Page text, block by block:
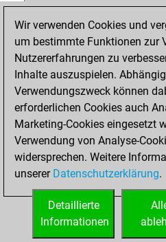
Matt auf vollem Brett
Bauer setzt Matt
Erstickte Matts
Unterverwandlungen
Türme auf der siebten
STARTSEITE
Wir verwenden Cookies und
um bestimmte Funktionen zur
Nutzererfahrungen zu
Inhalte auszuspielen.
Verwendungszweck können
erforderlichen Cookies auch
Marketing-Cookies eingesetzt
Verwendung von Analyse-
widersprechen. Weitere
unserer Datenschutzerklärung.
Detaillierte
Informationen